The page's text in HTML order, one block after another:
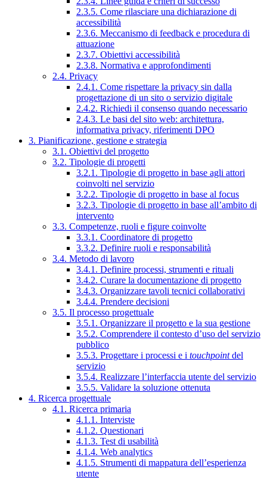
2.3.5. Come rilasciare una dichiarazione di
accessibilità
2.3.6. Meccanismo di feedback e procedura di
attuazione
2.3.7. Obiettivi accessibilità
2.3.8. Normativa e approfondimenti
2.4. Privacy
2.4.1. Come rispettare la privacy sin dalla
progettazione di un sito o servizio digitale
2.4.2. Richiedi il consenso quando necessario
2.4.3. Le basi del sito web: architettura,
informativa privacy, riferimenti DPO
3. Pianificazione, gestione e strategia
3.1. Obiettivi del progetto
3.2. Tipologie di progetti
3.2.1. Tipologie di progetto in base agli attori
coinvolti nel servizio
3.2.2. Tipologie di progetto in base al focus
3.2.3. Tipologie di progetto in base all’ambito di
intervento
3.3. Competenze, ruoli e figure coinvolte
3.3.1. Coordinatore di progetto
3.3.2. Definire ruoli e responsabilità
3.4. Metodo di lavoro
3.4.1. Definire processi, strumenti e rituali
3.4.2. Curare la documentazione di progetto
3.4.3. Organizzare tavoli tecnici collaborativi
3.4.4. Prendere decisioni
3.5. Il processo progettuale
3.5.1. Organizzare il progetto e la sua gestione
3.5.2. Comprendere il contesto d’uso del servizio
pubblico
3.5.3. Progettare i processi e i touchpointdel
servizio
3.5.4. Realizzare l’interfaccia utente del servizio
3.5.5. Validare la soluzione ottenuta
4. Ricerca progettuale
4.1. Ricerca primaria
4.1.1. Interviste
4.1.2. Questionari
4.1.3. Test di usabilità
4.1.4. Web analytics
4.1.5. Strumenti di mappatura dell’esperienza
utente